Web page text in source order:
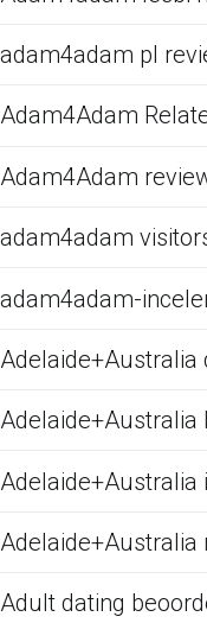
adam4adam pl
Adam4Adam
Adam4Adam
adam4adam
adam4adam-
Adelaide+Australia
Adelaide+Australia
Adelaide+Australia
Adelaide+Australia
Adult dating